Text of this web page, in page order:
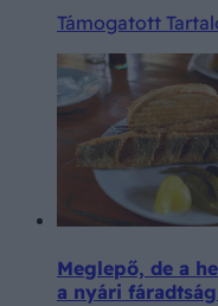
Támogatott
Meglepő, de a
a nyári